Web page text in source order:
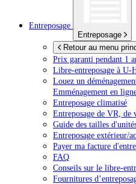
Entreposage
Entreposage
Retour au menu
Prix garanti pendant 1
Libre-entreposage à U-
Louez un
Emménagement en
Entreposage climatisé
Entreposage de VR, de
Guide des tailles
Entreposage extérieur/
Payer ma facture
FAQ
Conseils sur le libre-
Fournitures